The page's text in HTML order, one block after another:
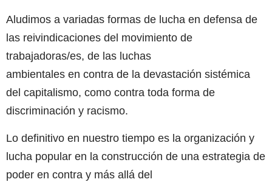
Aludimos a variadas formas de lucha en defensa de
las reivindicaciones del movimiento de
trabajadoras/es, de las luchas
ambientales en contra de la devastación sistémica
del capitalismo, como contra toda forma de
discriminación y racismo.
Lo definitivo en nuestro tiempo es la organización y
lucha popular en la construcción de una estrategia de
poder en contra y más allá del